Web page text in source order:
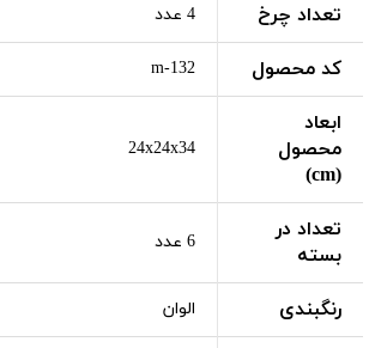
تعداد چرخ 4 عدد
کد محصول m-132
ابعاد
محصول
(cm)
24x24x34
تعداد در
بسته
6 عدد
رنگبندی الوان